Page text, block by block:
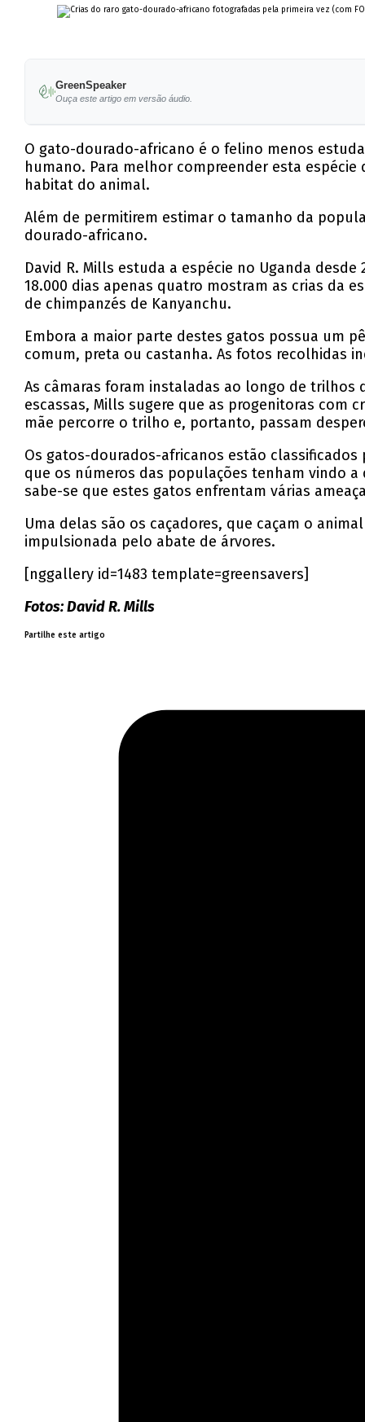
GreenSpeaker
Ouça este artigo em versão áudio.
O gato-dourado-africano é o felino menos
humano. Para melhor compreender esta
habitat do animal.
Além de permitirem estimar o tamanho da
dourado-africano.
David R. Mills estuda a espécie no Uganda
18.000 dias apenas quatro mostram as crias da
de chimpanzés de Kanyanchu.
Embora a maior parte destes gatos possua um
comum, preta ou castanha. As fotos recolhidas
As câmaras foram instaladas ao longo de trilhos
escassas, Mills sugere que as progenitoras com
mãe percorre o trilho e, portanto, passam
Os gatos-dourados-africanos estão classificados
que os números das populações tenham vindo
sabe-se que estes gatos enfrentam várias
Uma delas são os caçadores, que caçam o
impulsionada pelo abate de árvores.
[nggallery id=1483 template=greensavers]
Fotos: David R. Mills
Partilhe este artigo